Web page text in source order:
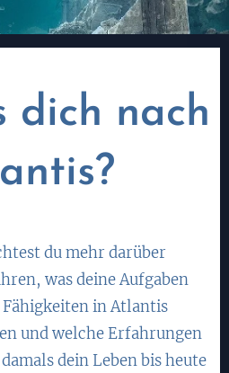
dich nach
du mehr darüber
was deine Aufgaben
Fähigkeiten in Atlantis
und welche Erfahrungen
dein Leben bis heute